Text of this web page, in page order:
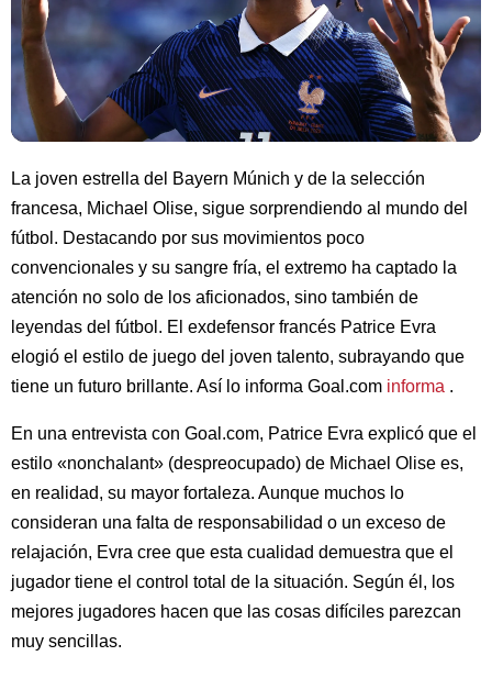
La joven estrella del Bayern Múnich y de la selección
francesa, Michael Olise, sigue sorprendiendo al mundo del
fútbol. Destacando por sus movimientos poco
convencionales y su sangre fría, el extremo ha captado la
atención no solo de los aficionados, sino también de
leyendas del fútbol. El exdefensor francés Patrice Evra
elogió el estilo de juego del joven talento, subrayando que
tiene un futuro brillante. Así lo informa Goal.com informa .
En una entrevista con Goal.com, Patrice Evra explicó que el
estilo «nonchalant» (despreocupado) de Michael Olise es,
en realidad, su mayor fortaleza. Aunque muchos lo
consideran una falta de responsabilidad o un exceso de
relajación, Evra cree que esta cualidad demuestra que el
jugador tiene el control total de la situación. Según él, los
mejores jugadores hacen que las cosas difíciles parezcan
muy sencillas.